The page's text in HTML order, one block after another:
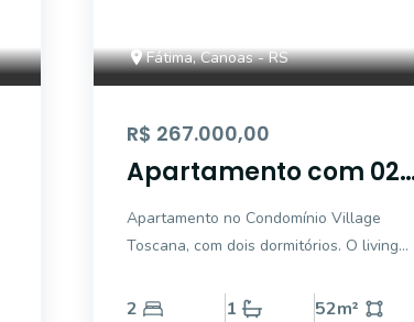
Fátima, Canoas - RS
R$ 267.000,00
Apartamento com 02
dormitórios no bairro
Fátima.
Apartamento no Condomínio Village
Toscana, com dois dormitórios. O living
ventilação e abundante luz natural. A
2 1 52m²